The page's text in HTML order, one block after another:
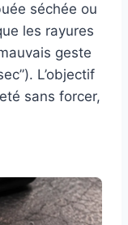
séchée ou
les rayures
geste
L’objectif
sans forcer,